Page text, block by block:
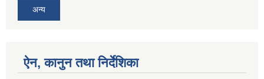
अन्य
ऐन, कानुन तथा निर्देशिका